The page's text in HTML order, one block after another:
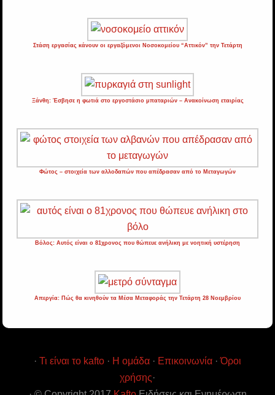
Στάση εργασίας κάνουν οι εργαζόμενοι Νοσοκομείου “Αττικόν” την Τετάρτη
Ξάνθη: Έσβησε η φωτιά στο εργοστάσιο μπαταριών – Ανακοίνωση εταιρίας
Φώτος – στοιχεία των αλλοδαπών που απέδρασαν από το Μεταγωγών
Βόλος: Αυτός είναι ο 81χρονος που θώπευε ανήλικη με νοητική υστέρηση
Απεργία: Πώς θα κινηθούν τα Μέσα Μεταφοράς την Τετάρτη 28 Νοεμβρίου
· Τι είναι το kafto · Η ομάδα · Επικοινωνία ·Όροι
χρήσης·